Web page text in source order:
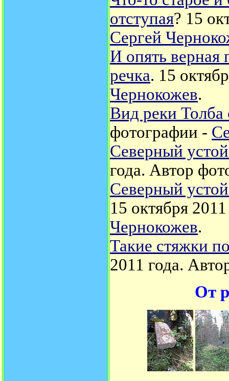
отступая? 15
Сергей
И опять верная
речка. 15
Чернокожев.
Вид реки Толба
фотографии -
Северный
года. Автор
Северный
15 октября
Чернокожев.
Такие стяжки
2011 года.
От